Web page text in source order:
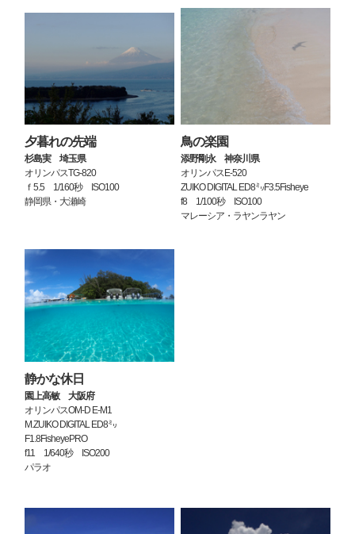
夕暮れの先端
杉島実 埼玉県
オリンパスTG-820
ｆ5.5 1/160秒 ISO100
静岡県・大瀬崎
鳥の楽園
添野剛永 神奈川県
オリンパスE-520
ZUIKO DIGITAL ED8㍉F3.5Fisheye
f8 1/100秒 ISO100
マレーシア・ラヤンラヤン
静かな休日
園上高敏 大阪府
オリンパスOM-D E-M1
M.ZUIKO DIGITAL ED8㍉
F1.8FisheyePRO
f11 1/640秒 ISO200
パラオ